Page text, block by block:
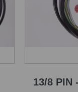
13/8 PIN